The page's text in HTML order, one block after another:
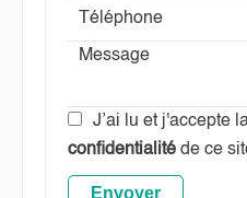
J’ai lu et j'accepte
confidentialité de ce
Envoyer